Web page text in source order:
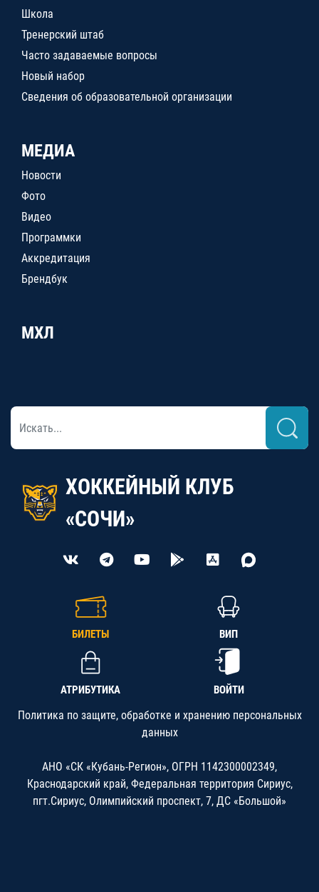
Школа
Тренерский штаб
Часто задаваемые вопросы
Новый набор
Сведения об образовательной организации
МЕДИА
Новости
Фото
Видео
Программки
Аккредитация
Брендбук
МХЛ
ХОККЕЙНЫЙ КЛУБ
«СОЧИ»
БИЛЕТЫ ВИП
АТРИБУТИКА ВОЙТИ
Политика по защите, обработке и хранению персональных
данных
АНО «СК «Кубань-Регион», ОГРН 1142300002349,
Краснодарский край, Федеральная территория Сириус,
пгт.Сириус, Олимпийский проспект, 7, ДС «Большой»